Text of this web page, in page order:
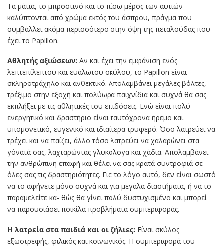
Τα μάτια, το μπροστινό και το πίσω μέρος των αυτιών
καλύπτονται από χρώμα εκτός του άσπρου, πράγμα που
συμβάλλει ακόμα περισσότερο στην όψη της πεταλούδας που
έχει το Papillon.
Αθλητής αξιώσεων: Αν και έχει την εμφάνιση ενός
λεπτεπίλεπτου και ευάλωτου σκύλου, το Papillon είναι
σκληροτράχηλο και ανθεκτικό. Απολαμβάνει μεγάλες βόλτες,
τρέξιμο στην εξοχή και πολύωρα παιχνίδια και συχνά θα σας
εκπλήξει με τις αθλητικές του επιδόσεις. Ενώ είναι πολύ
ενεργητικό και δραστήριο είναι ταυτόχρονα ήρεμο και
υπομονετικό, ευγενικό και ιδιαίτερα τρυφερό. Όσο λατρεύει να
τρέχει και να παίζει, άλλο τόσο λατρεύει να χαλαρώνει στα
γόνατά σας, λαχταρώντας γλυκόλογα και χάδια. Απολαμβάνει
την ανθρώπινη επαφή και θέλει να σας κρατά συντροφιά σε
όλες σας τις δραστηριότητες. Για το λόγο αυτό, δεν είναι σωστό
να το αφήνετε μόνο συχνά και για μεγάλα διαστήματα, ή να το
παραμελείτε κα- θώς θα γίνει πολύ δυστυχισμένο και μπορεί
να παρουσιάσει ποικίλα προβλήματα συμπεριφοράς.
Η λατρεία στα παιδιά και οι ζήλιες: Είναι σκύλος
εξωστρεφής, φιλικός και κοινωνικός. Η συμπεριφορά του